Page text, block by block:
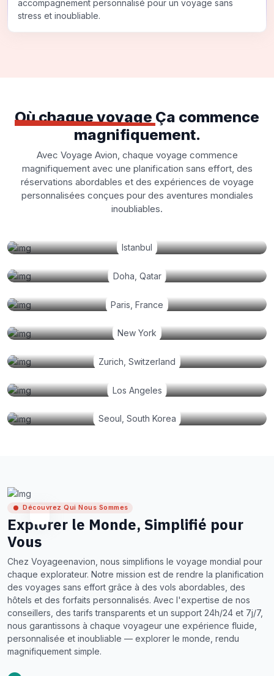
accompagnement personnalisé pour un voyage sans
stress et inoubliable.
Où chaque voyage Ça commence
magnifiquement.
Avec Voyage Avion, chaque voyage commence
magnifiquement avec une planification sans effort, des
réservations abordables et des expériences de voyage
personnalisées conçues pour des aventures mondiales
inoubliables.
Istanbul
Doha, Qatar
Paris, France
New York
Zurich, Switzerland
Los Angeles
Seoul, South Korea
Découvrez Qui Nous Sommes
Explorer le Monde, Simplifié pour
Vous
Chez Voyageenavion, nous simplifions le voyage mondial pour
chaque explorateur. Notre mission est de rendre la planification
des voyages sans effort grâce à des vols abordables, des
hôtels et des forfaits personnalisés. Avec l'expertise de nos
conseillers, des tarifs transparents et un support 24h/24 et 7j/7,
nous garantissons à chaque voyageur une expérience fluide,
personnalisée et inoubliable — explorer le monde, rendu
magnifiquement simple.